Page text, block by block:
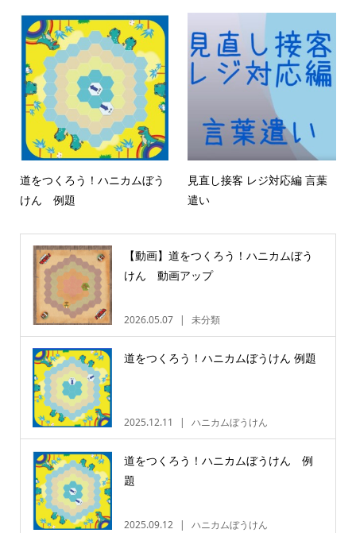
道をつくろう！ハニカムぼう
けん 例題
見直し接客 レジ対応編 言葉
遣い
【動画】道をつくろう！ハニカムぼう
けん 動画アップ
2026.05.07 未分類
道をつくろう！ハニカムぼうけん 例題
2025.12.11 ハニカムぼうけん
道をつくろう！ハニカムぼうけん 例
題
2025.09.12 ハニカムぼうけん